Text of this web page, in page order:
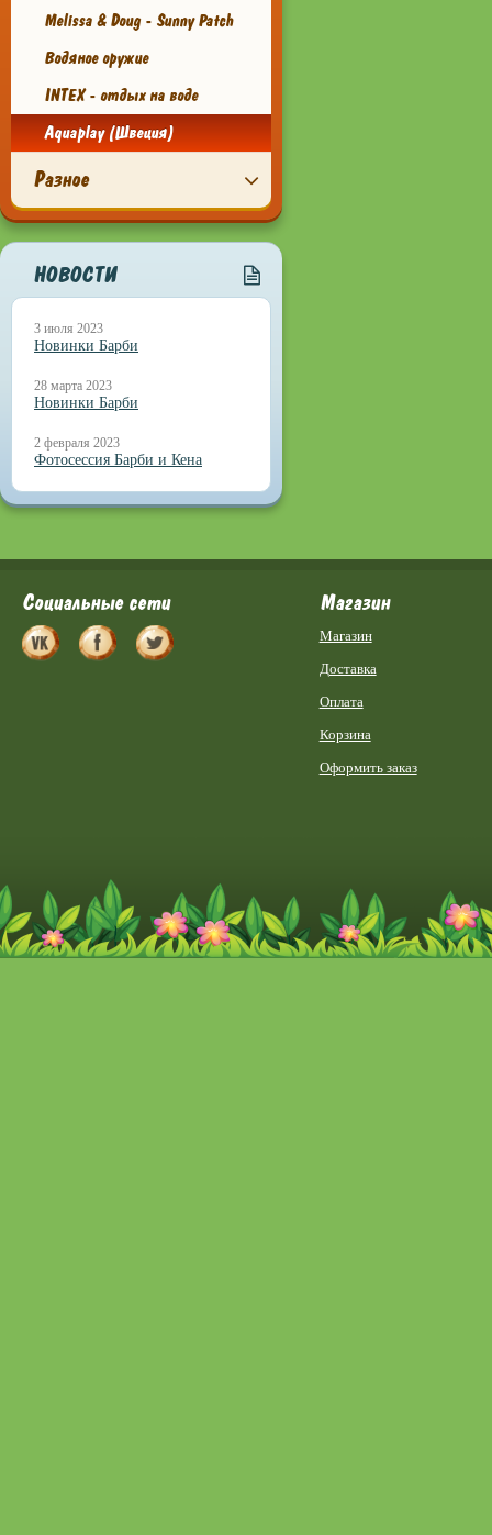
Melissa & Doug - Sunny Patch
Водяное оружие
INTEX - отдых на воде
Aquaplay (Швеция)
Разное
НОВОСТИ
3 июля 2023
Новинки Барби
28 марта 2023
Новинки Барби
2 февраля 2023
Фотосессия Барби и Кена
Социальные сети Магазин
Магазин
Доставка
Оплата
Корзина
Оформить заказ